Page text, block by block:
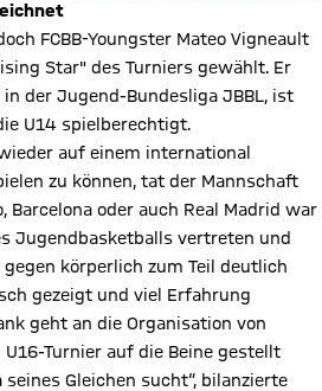
FCBB-Youngster Mateo Vigneault
Star" des Turniers gewählt. Er
der Jugend-Bundesliga JBBL, ist
U14 spielberechtigt.
auf einem international
zu können, tat der Mannschaft
Barcelona oder auch Real Madrid war
Jugendbasketballs vertreten und
körperlich zum Teil deutlich
gezeigt und viel Erfahrung
geht an die Organisation von
U16-Turnier auf die Beine gestellt
Gleichen sucht“, bilanzierte